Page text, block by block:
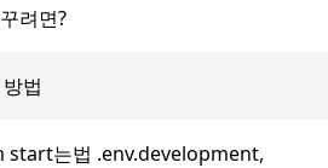
려면?
법
는법 .env.development,